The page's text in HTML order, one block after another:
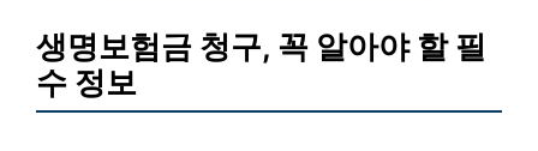
생명보험금 청구, 꼭 알아야 할 필
수 정보